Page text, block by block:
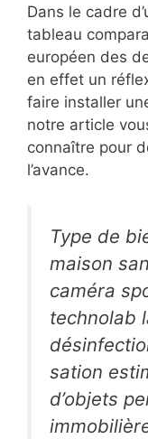
Dans le cadre
tableau
européen des
en effet un
faire installer
notre article
connaître pour
l’avance.
Type de
maison
caméra
technolab
sation
d’objets